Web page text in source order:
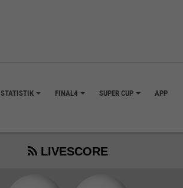
STATISTIK FINAL4 SUPER CUP APP
LIVESCORE